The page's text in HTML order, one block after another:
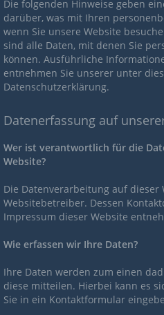
Die folgenden Hinweise geben
darüber, was mit Ihren
wenn Sie unsere Website
sind alle Daten, mit denen Sie
können. Ausführliche
entnehmen Sie unserer unter
Datenschutzerklärung.
Datenerfassung auf
Wer ist verantwortlich für die
Website?
Die Datenverarbeitung auf
Websitebetreiber. Dessen
Impressum dieser Website
Wie erfassen wir Ihre Daten?
Ihre Daten werden zum einen
diese mitteilen. Hierbei kann es
Sie in ein Kontaktformular